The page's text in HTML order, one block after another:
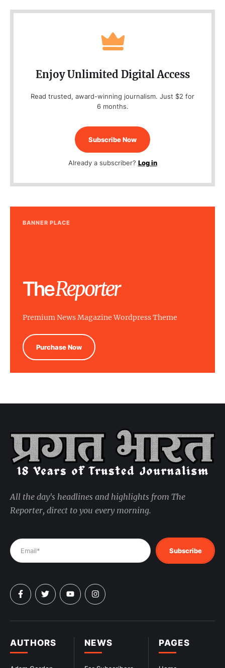
Enjoy Unlimited Digital Access
Read trusted, award-winning journalism. Just $2 for
6 months.
Subscribe Now
Already a subscriber? Log in
BANNER PLACE
Premium News Magazine Wordpress Theme
Purchase Now
PAGES
NEWS
AUTHORS
All the day's headlines and highlights from The
Reporter, direct to you every morning.
Subscribe